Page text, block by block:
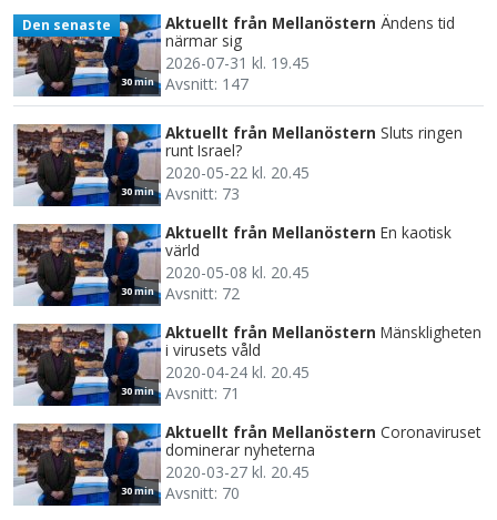
30 min
Den senaste Aktuellt från Mellanöstern Ändens tid
närmar sig
2026-07-31 kl. 19.45
Avsnitt: 147
30 min
Aktuellt från Mellanöstern Sluts ringen
runt Israel?
2020-05-22 kl. 20.45
Avsnitt: 73
30 min
Aktuellt från Mellanöstern En kaotisk
värld
2020-05-08 kl. 20.45
Avsnitt: 72
30 min
Aktuellt från Mellanöstern Mänskligheten
i virusets våld
2020-04-24 kl. 20.45
Avsnitt: 71
30 min
Aktuellt från Mellanöstern Coronaviruset
dominerar nyheterna
2020-03-27 kl. 20.45
Avsnitt: 70